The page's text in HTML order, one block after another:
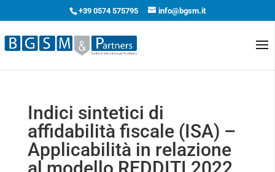
+39 0574 575795 info@bgsm.it
Indici sintetici di
affidabilità fiscale (ISA) –
Applicabilità in relazione